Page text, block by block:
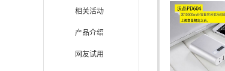
相关活动
产品介绍
网友试用